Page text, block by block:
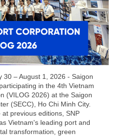
30 – August 1, 2026 - Saigon
in the 4th Vietnam
(VILOG 2026) at the Saigon
(SECC), Ho Chi Minh City.
previous editions, SNP
Vietnam's leading port and
transformation, green